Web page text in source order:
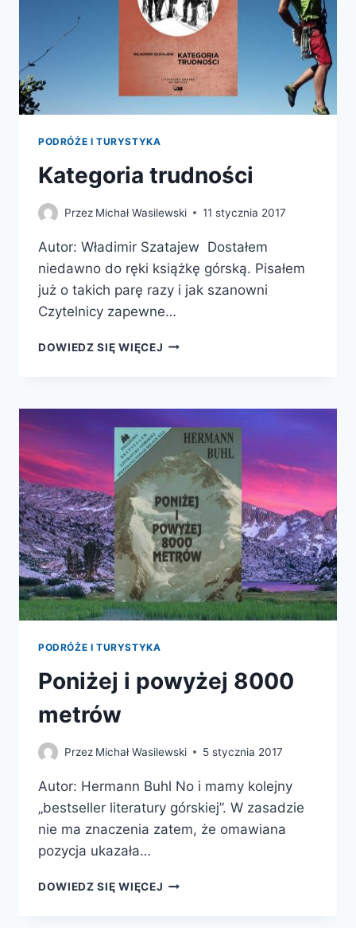
PODRÓŻE I TURYSTYKA
Kategoria trudności
Przez Michał Wasilewski 11 stycznia 2017
Autor: Władimir Szatajew Dostałem
niedawno do ręki książkę górską. Pisałem
już o takich parę razy i jak szanowni
Czytelnicy zapewne…
DOWIEDZ SIĘ WIĘCEJ KATEGORIA
PODRÓŻE I TURYSTYKA
Poniżej i powyżej 8000
metrów
Przez Michał Wasilewski 5 stycznia 2017
Autor: Hermann Buhl No i mamy kolejny
„bestseller literatury górskiej”. W zasadzie
nie ma znaczenia zatem, że omawiana
pozycja ukazała…
DOWIEDZ SIĘ WIĘCEJ PONIŻEJ